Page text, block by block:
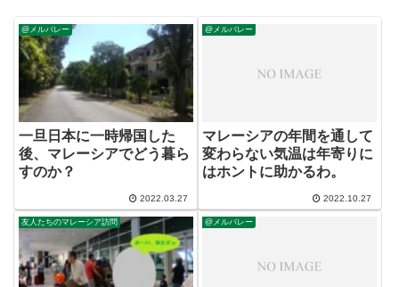
@メルバレー
一旦日本に一時帰国した
後、マレーシアでどう暮ら
すのか？
2022.03.27
@メルバレー
マレーシアの年間を通して
変わらない気温は年寄りに
はホントに助かるわ。
2022.10.27
友人たちのマレーシア訪問 @メルバレー